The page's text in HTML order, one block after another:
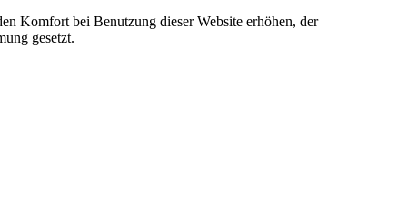
Komfort bei Benutzung dieser Website erhöhen, der
gesetzt.